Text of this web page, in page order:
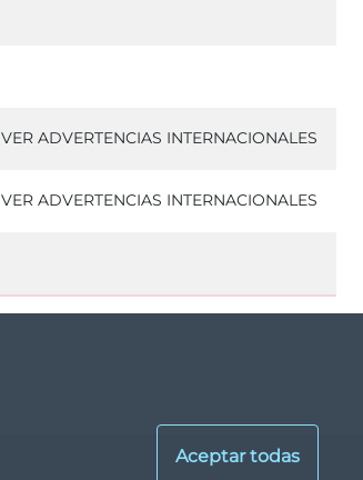
VER ADVERTENCIAS INTERNACIONALES
VER ADVERTENCIAS INTERNACIONALES